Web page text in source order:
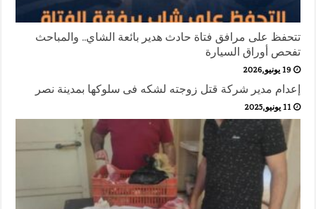
تتحفظ على مرافق فتاة حادث هدير بائعة الشاي.. والمباحث
تفحص أوراق السيارة
19 يونيو,2026
إعدام مدير شركة قتل زوجته لشكه فى سلوكها بمدينة نصر
11 يونيو,2025